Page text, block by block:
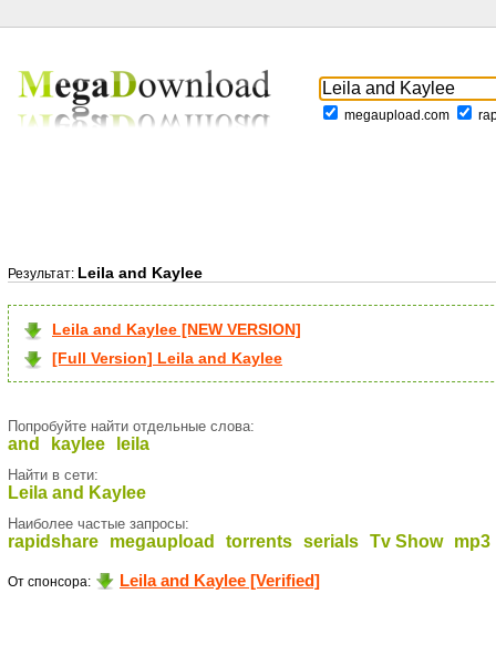
megaupload.com
Результат: Leila and Kaylee
Leila and Kaylee [NEW VERSION]
[Full Version] Leila and Kaylee
Попробуйте найти отдельные слова:
and kaylee leila
Найти в сети:
Leila and Kaylee
Наиболее частые запросы:
rapidshare megaupload torrents serials Tv Show mp3
От спонсора: Leila and Kaylee [Verified]